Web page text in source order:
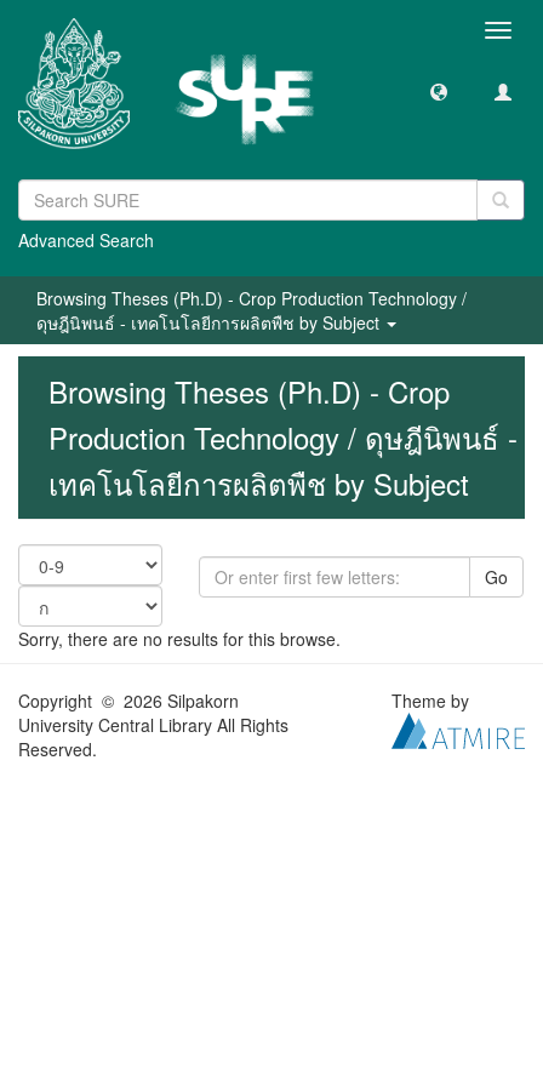
Advanced Search
Browsing Theses (Ph.D) - Crop Production Technology /
ดุษฎีนิพนธ์ - เทคโนโลยีการผลิตพืช by Subject
Browsing Theses (Ph.D) - Crop
Production Technology / ดุษฎีนิพนธ์ -
เทคโนโลยีการผลิตพืช by Subject
Go
Sorry, there are no results for this browse.
Copyright © 2026 Silpakorn
University Central Library All Rights
Reserved.
Theme by